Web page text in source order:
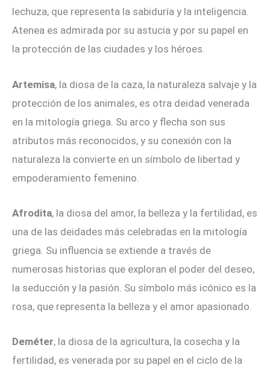
lechuza, que representa la sabiduría y la inteligencia.
Atenea es admirada por su astucia y por su papel en
la protección de las ciudades y los héroes.
Artemisa, la diosa de la caza, la naturaleza salvaje y la
protección de los animales, es otra deidad venerada
en la mitología griega. Su arco y flecha son sus
atributos más reconocidos, y su conexión con la
naturaleza la convierte en un símbolo de libertad y
empoderamiento femenino.
Afrodita, la diosa del amor, la belleza y la fertilidad, es
una de las deidades más celebradas en la mitología
griega. Su influencia se extiende a través de
numerosas historias que exploran el poder del deseo,
la seducción y la pasión. Su símbolo más icónico es la
rosa, que representa la belleza y el amor apasionado.
Deméter, la diosa de la agricultura, la cosecha y la
fertilidad, es venerada por su papel en el ciclo de la